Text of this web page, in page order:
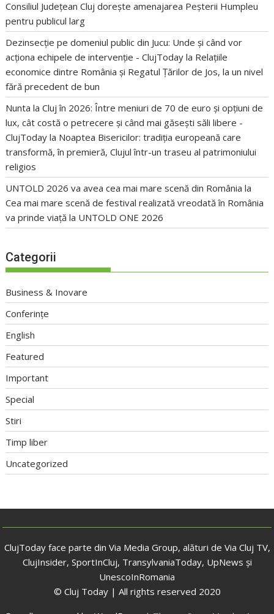
Consiliul Județean Cluj dorește amenajarea Peșterii Humpleu
pentru publicul larg
Dezinsecție pe domeniul public din Jucu: Unde și când vor
acționa echipele de intervenție - ClujToday la Relațiile
economice dintre România și Regatul Țărilor de Jos, la un nivel
fără precedent de bun
Nunta la Cluj în 2026: Între meniuri de 70 de euro și opțiuni de
lux, cât costă o petrecere și când mai găsești săli libere -
ClujToday la Noaptea Bisericilor: tradiția europeană care
transformă, în premieră, Clujul într-un traseu al patrimoniului
religios
UNTOLD 2026 va avea cea mai mare scenă din România la
Cea mai mare scenă de festival realizată vreodată în România
va prinde viață la UNTOLD ONE 2026
Categorii
Business & Inovare
Conferințe
English
Featured
Important
Special
Stiri
Timp liber
Uncategorized
ClujToday face parte din Via Media Group, alături de Via Cluj TV,
ClujInsider, SportInCluj, TransylvaniaToday, UpNews și
UnescoInRomania
© Cluj Today | All rights reserved 2020